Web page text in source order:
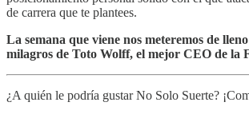
de carrera que te plantees.
La semana que viene nos meteremos de
milagros de Toto Wolff, el mejor CEO de la
¿A quién le podría gustar No Solo Suerte?